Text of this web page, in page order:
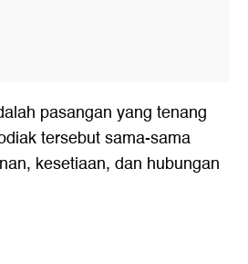
pasangan yang tenang
tersebut sama-sama
kesetiaan, dan hubungan